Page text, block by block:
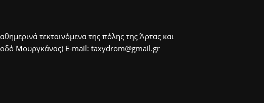
τεκταινόμενα της πόλης της Άρτας και
Μουργκάνας) E-mail: taxydrom@gmail.gr